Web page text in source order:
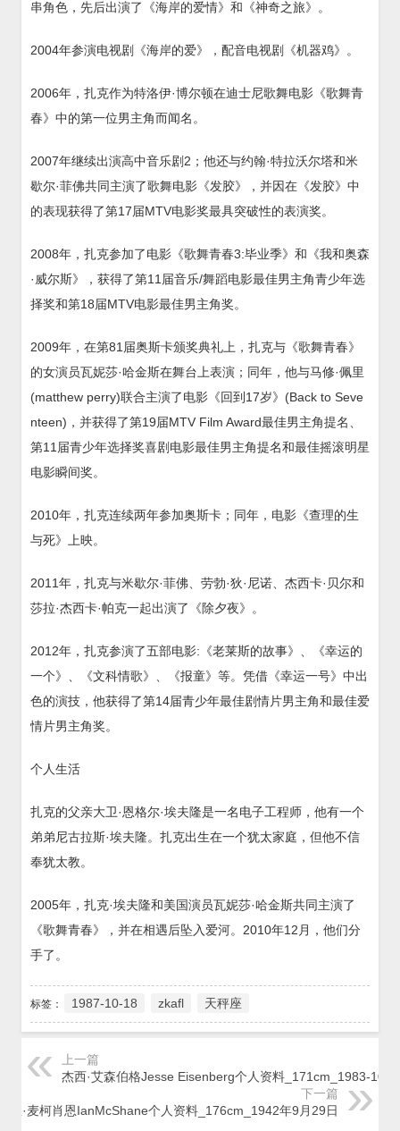
串角色，先后出演了《海岸的爱情》和《神奇之旅》。
2004年参演电视剧《海岸的爱》，配音电视剧《机器鸡》。
2006年，扎克作为特洛伊·博尔顿在迪士尼歌舞电影《歌舞青
春》中的第一位男主角而闻名。
2007年继续出演高中音乐剧2；他还与约翰·特拉沃尔塔和米
歇尔·菲佛共同主演了歌舞电影《发胶》，并因在《发胶》中
的表现获得了第17届MTV电影奖最具突破性的表演奖。
2008年，扎克参加了电影《歌舞青春3:毕业季》和《我和奥森
·威尔斯》，获得了第11届音乐/舞蹈电影最佳男主角青少年选
择奖和第18届MTV电影最佳男主角奖。
2009年，在第81届奥斯卡颁奖典礼上，扎克与《歌舞青春》
的女演员瓦妮莎·哈金斯在舞台上表演；同年，他与马修·佩里
(matthew perry)联合主演了电影《回到17岁》(Back to Seve
nteen)，并获得了第19届MTV Film Award最佳男主角提名、
第11届青少年选择奖喜剧电影最佳男主角提名和最佳摇滚明星
电影瞬间奖。
2010年，扎克连续两年参加奥斯卡；同年，电影《查理的生
与死》上映。
2011年，扎克与米歇尔·菲佛、劳勃·狄·尼诺、杰西卡·贝尔和
莎拉·杰西卡·帕克一起出演了《除夕夜》。
2012年，扎克参演了五部电影:《老莱斯的故事》、《幸运的
一个》、《文科情歌》、《报童》等。凭借《幸运一号》中出
色的演技，他获得了第14届青少年最佳剧情片男主角和最佳爱
情片男主角奖。
个人生活
扎克的父亲大卫·恩格尔·埃夫隆是一名电子工程师，他有一个
弟弟尼古拉斯·埃夫隆。扎克出生在一个犹太家庭，但他不信
奉犹太教。
2005年，扎克·埃夫隆和美国演员瓦妮莎·哈金斯共同主演了
《歌舞青春》，并在相遇后坠入爱河。2010年12月，他们分
手了。
标签： 1987-10-18 zkafl 天秤座
上一篇
杰西·艾森伯格Jesse Eisenberg个人资料_171cm_1983-10-
下一篇
恩·麦柯肖恩IanMcShane个人资料_176cm_1942年9月29日